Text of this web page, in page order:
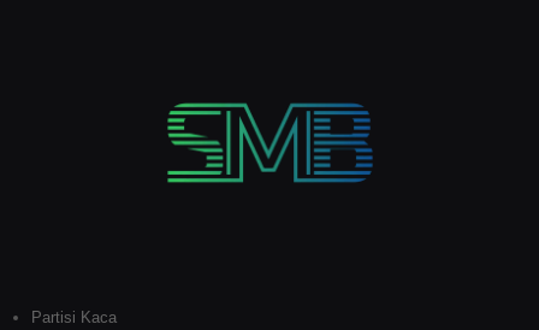
Partisi Kaca